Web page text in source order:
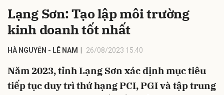
Lạng Sơn: Tạo lập môi trường
kinh doanh tốt nhất
HÀ NGUYỄN - LÊ NAM 26/08/2023 15:40
Năm 2023, tỉnh Lạng Sơn xác định mục tiêu
tiếp tục duy trì thứ hạng PCI, PGI và tập trung
Hủy